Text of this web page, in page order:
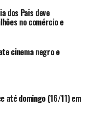
dos Pais deve
no comércio e
cinema negro e
até domingo (16/11) em